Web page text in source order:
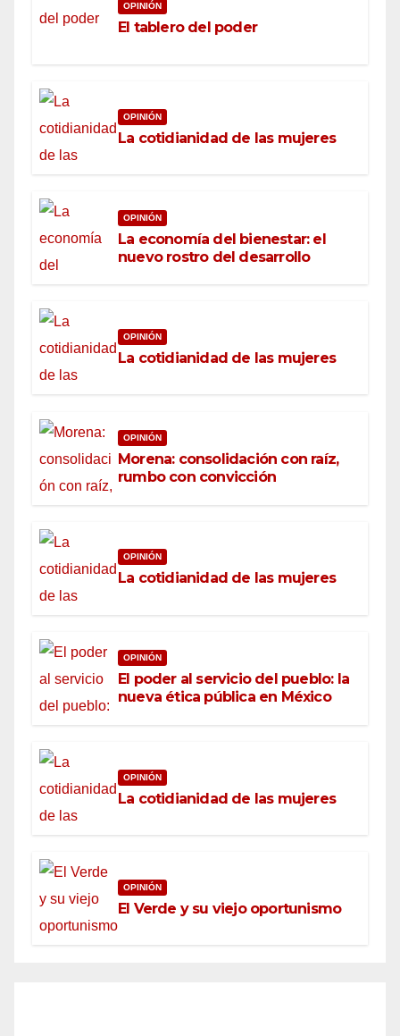
OPINIÓN
El tablero del poder
OPINIÓN
La cotidianidad de las mujeres
OPINIÓN
La economía del bienestar: el
nuevo rostro del desarrollo
OPINIÓN
La cotidianidad de las mujeres
OPINIÓN
Morena: consolidación con raíz,
rumbo con convicción
OPINIÓN
La cotidianidad de las mujeres
OPINIÓN
El poder al servicio del pueblo: la
nueva ética pública en México
OPINIÓN
La cotidianidad de las mujeres
OPINIÓN
El Verde y su viejo oportunismo